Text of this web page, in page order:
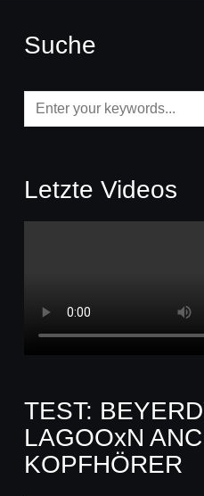
Suche
Letzte Videos
TEST:
LAGOOxN
KOPFHÖRER